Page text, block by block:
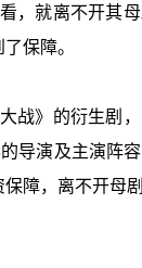
，就离不开其
保障。
战》的衍生剧
导演及主演阵
障，离不开母